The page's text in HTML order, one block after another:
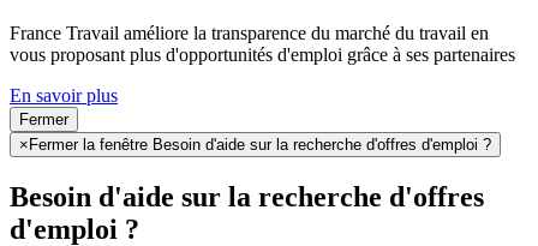
France Travail améliore la transparence du marché du travail en
vous proposant plus d'opportunités d'emploi grâce à ses partenaires
En savoir plus
Fermer
× Fermer la fenêtre Besoin d'aide sur la recherche d'offres d'emploi ?
Besoin d'aide sur la recherche d'offres
d'emploi ?